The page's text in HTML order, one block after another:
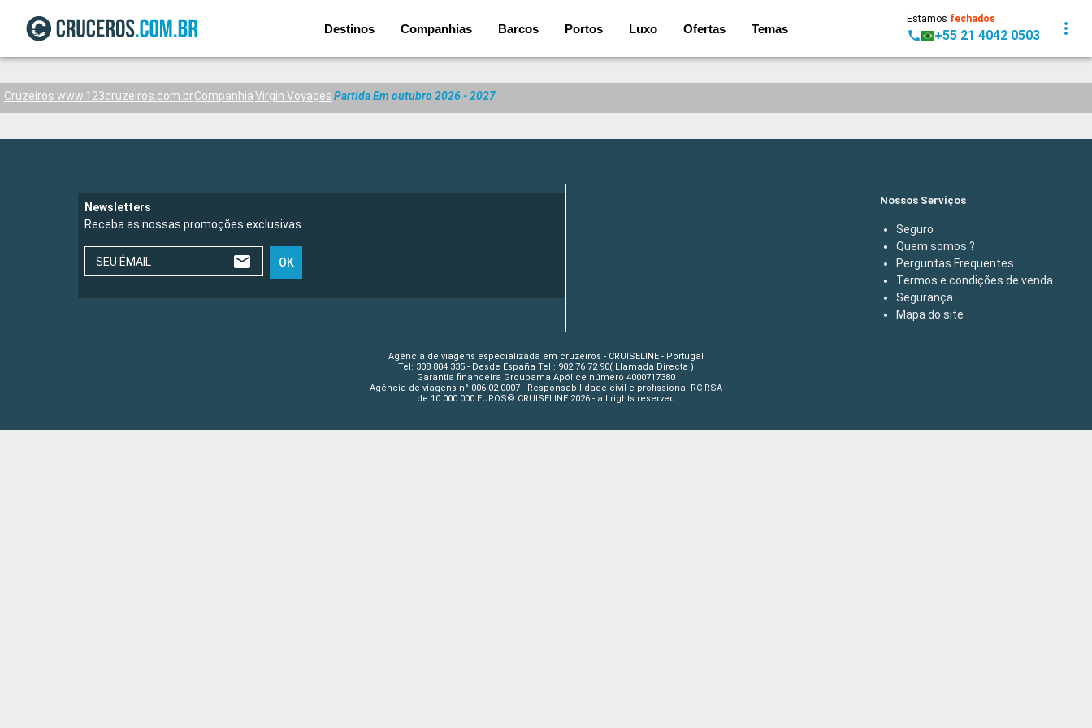
Destinos Companhias Barcos Portos Luxo Ofertas Temas
Estamos fechados
+55 21 4042 0503
Cruzeiros www.123cruzeiros.com.brCompanhiaVirgin VoyagesPartida Em outubro 2026 - 2027
Newsletters
Receba as nossas promoções exclusivas
SEU ÉMAIL OK
Nossos Serviços
Seguro
Quem somos ?
Perguntas Frequentes
Termos e condições de venda
Segurança
Mapa do site
Agência de viagens especializada em cruzeiros - CRUISELINE - Portugal
Tel: 308 804 335 - Desde España Tel : 902 76 72 90( Llamada Directa )
Garantia financeira Groupama Apólice número 4000717380
Agência de viagens n° 006 02 0007 - Responsabilidade civil e profissional RC RSA
de 10 000 000 EUROS© CRUISELINE 2026 - all rights reserved